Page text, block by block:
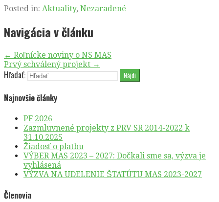
Posted in: Aktuality, Nezaradené
Navigácia v článku
← Roľnícke noviny o NS MAS
Prvý schválený projekt →
Hľadať:
Najnovšie články
PF 2026
Zazmluvnené projekty z PRV SR 2014-2022 k
31.10.2025
Žiadosť o platbu
VÝBER MAS 2023 – 2027: Dočkali sme sa, výzva je
vyhlásená
VÝZVA NA UDELENIE ŠTATÚTU MAS 2023-2027
Členovia